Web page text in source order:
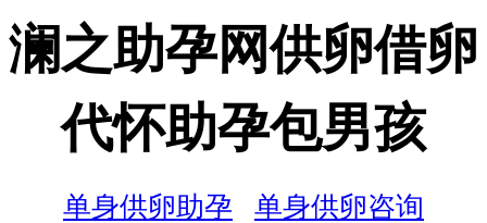
澜之助孕网供卵借卵
代怀助孕包男孩
单身供卵助孕
单身供卵咨询